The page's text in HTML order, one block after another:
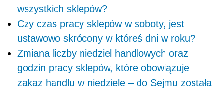
wszystkich sklepów?
Czy czas pracy sklepów w soboty, jest
ustawowo skrócony w któreś dni w roku?
Zmiana liczby niedziel handlowych oraz
godzin pracy sklepów, które obowiązuje
zakaz handlu w niedziele – do Sejmu została